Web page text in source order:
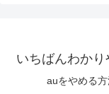
いちばんわか
auをやめる